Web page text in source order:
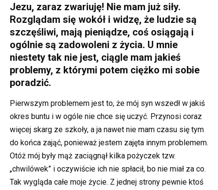
Jezu, zaraz zwariuję! Nie mam już siły.
Rozglądam się wokół i widzę, że ludzie są
szczęśliwi, mają pieniądze, coś osiągają i
ogólnie są zadowoleni z życia. U mnie
niestety tak nie jest, ciągle mam jakieś
problemy, z którymi potem ciężko mi sobie
poradzić.
Pierwszym problemem jest to, że mój syn wszedł w jakiś
okres buntu i w ogóle nie chce się uczyć. Przynosi coraz
więcej skarg ze szkoły, a ja nawet nie mam czasu się tym
do końca zająć, ponieważ jestem zajęta innym problemem.
Otóż mój były mąż zaciągnął kilka pożyczek tzw.
„chwilówek” i oczywiście ich nie spłacił, bo nie miał za co.
Tak wygląda całe moje życie. Z jednej strony pewnie ktoś